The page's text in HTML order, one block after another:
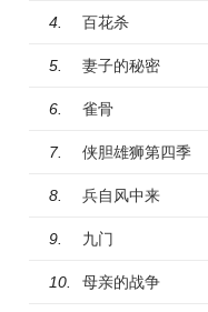
4. 百花杀
5. 妻子的秘密
6. 雀骨
7. 侠胆雄狮第四季
8. 兵自风中来
9. 九门
10. 母亲的战争